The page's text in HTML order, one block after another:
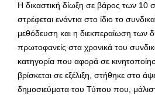
Η δικαστική δίωξη σε βάρος των 10
στρέφεται ενάντια στο ίδιο το
μεθόδευση και η διεκπεραίωση των
πρωτοφανείς στα χρονικά του
κατηγορία που αφορά σε
βρίσκεται σε εξέλιξη, στήθηκε στο
δημοσιεύματα του Τύπου που,